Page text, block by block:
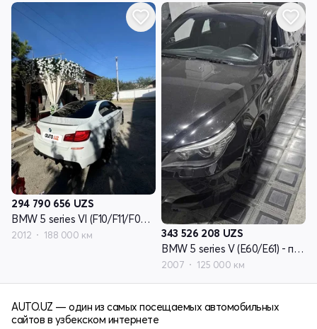
294 790 656 UZS
BMW 5 series VI (F10/F11/F07) - поколение
2012 188 000 км 343 526 208 UZS
BMW 5 series V (E60/E61) - поколение рестайлинг
2007 125 000 км
AUTO.UZ — один из самых посещаемых автомобильных
сайтов в узбекском интернете